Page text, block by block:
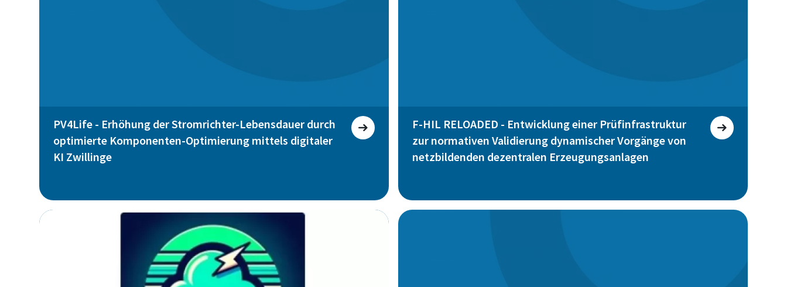
PV4Life - Erhöhung der Stromrichter-Lebensdauer durch
optimierte Komponenten-Optimierung mittels digitaler
KI Zwillinge
F-HIL RELOADED - Entwicklung einer Prüfinfrastruktur
zur normativen Validierung dynamischer Vorgänge von
netzbildenden dezentralen Erzeugungsanlagen